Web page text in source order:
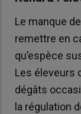
Le manque
remettre en
qu’espèce
Les éleveurs
dégâts
la régulation